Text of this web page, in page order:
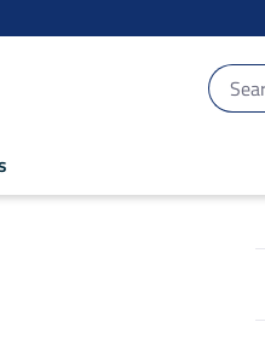
Puglia 2014-2020